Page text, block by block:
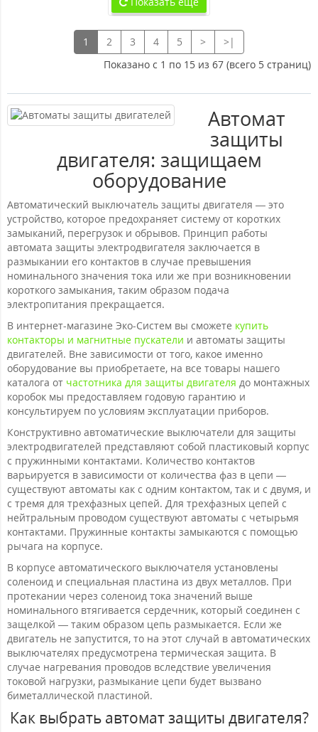
1 2 3 4 5 >
>|
Показано с 1 по 15 из 67 (всего 5 страниц)
Автомат
защиты
двигателя: защищаем
оборудование
Автоматический выключатель защиты двигателя — это
устройство, которое предохраняет систему от коротких
замыканий, перегрузок и обрывов. Принцип работы
автомата защиты электродвигателя заключается в
размыкании его контактов в случае превышения
номинального значения тока или же при возникновении
короткого замыкания, таким образом подача
электропитания прекращается.
В интернет-магазине Эко-Систем вы сможете купить
контакторы и магнитные пускатели и автоматы защиты
двигателей. Вне зависимости от того, какое именно
оборудование вы приобретаете, на все товары нашего
каталога от частотника для защиты двигателя до монтажных
коробок мы предоставляем годовую гарантию и
консультируем по условиям эксплуатации приборов.
Конструктивно автоматические выключатели для защиты
электродвигателей представляют собой пластиковый корпус
с пружинными контактами. Количество контактов
варьируется в зависимости от количества фаз в цепи —
существуют автоматы как с одним контактом, так и с двумя, и
с тремя для трехфазных цепей. Для трехфазных цепей с
нейтральным проводом существуют автоматы с четырьмя
контактами. Пружинные контакты замыкаются с помощью
рычага на корпусе.
В корпусе автоматического выключателя установлены
соленоид и специальная пластина из двух металлов. При
протекании через соленоид тока значений выше
номинального втягивается сердечник, который соединен с
защелкой — таким образом цепь размыкается. Если же
двигатель не запустится, то на этот случай в автоматических
выключателях предусмотрена термическая защита. В
случае нагревания проводов вследствие увеличения
токовой нагрузки, размыкание цепи будет вызвано
биметаллической пластиной.
Как выбрать автомат защиты двигателя?